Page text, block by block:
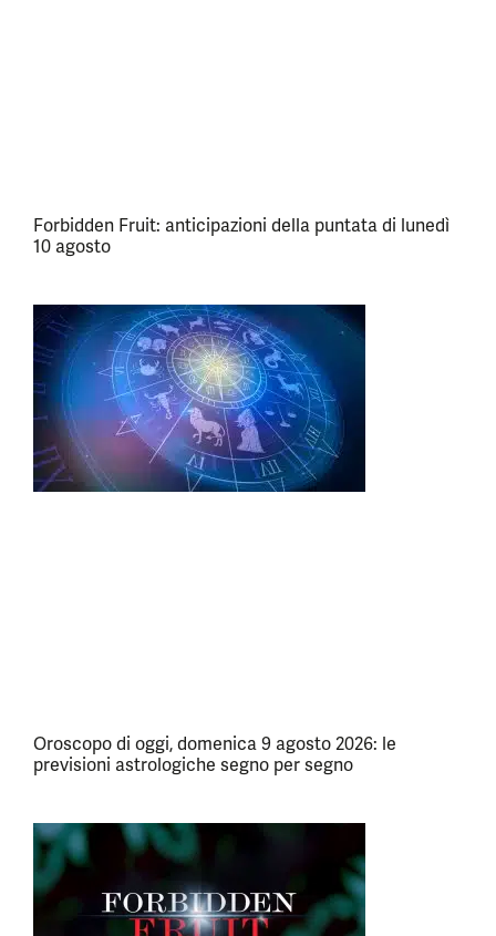
Forbidden Fruit: anticipazioni della puntata di lunedì
10 agosto
Oroscopo di oggi, domenica 9 agosto 2026: le
previsioni astrologiche segno per segno